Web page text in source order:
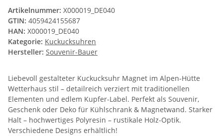
Artikelnummer: X000019_DE040
GTIN: 4059424155687
HAN: X000019_DE040
Kategorie: Kuckucksuhren
Hersteller: Souvenir-Bauer
Liebevoll gestalteter Kuckucksuhr Magnet im Alpen-Hütte
Wetterhaus stil – detailreich verziert mit traditionellen
Elementen und edlem Kupfer-Label. Perfekt als Souvenir,
Geschenk oder Deko für Kühlschrank & Magnetwand. Starker
Halt – hochwertiges Polyresin – rustikale Holz-Optik.
Verschiedene Designs erhältlich!